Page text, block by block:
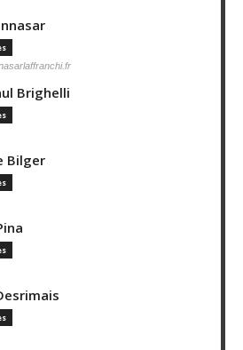
Brighelli
Bilger